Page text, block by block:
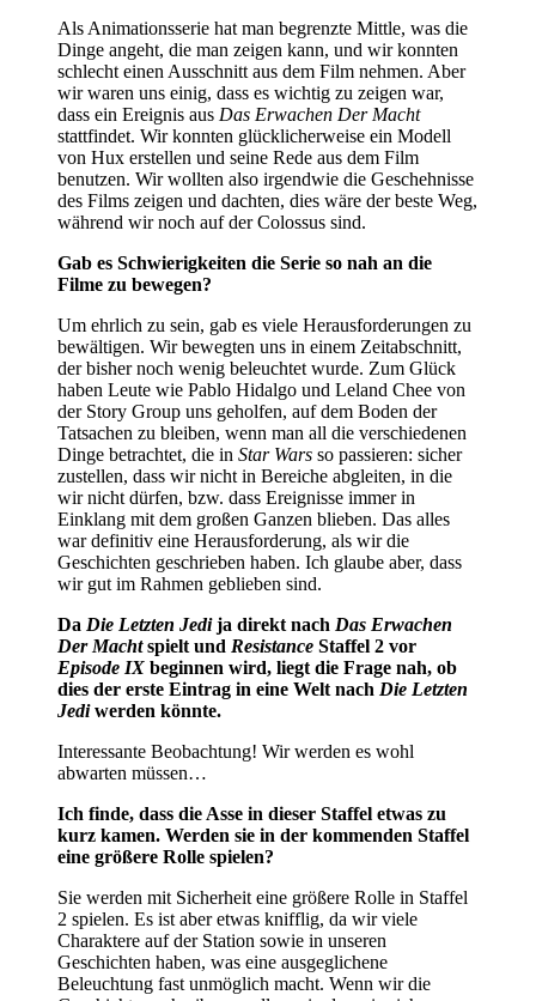
Als Animationsserie hat man begrenzte Mittle, was die
Dinge angeht, die man zeigen kann, und wir konnten
schlecht einen Ausschnitt aus dem Film nehmen. Aber
wir waren uns einig, dass es wichtig zu zeigen war,
dass ein Ereignis aus Das Erwachen Der Macht
stattfindet. Wir konnten glücklicherweise ein Modell
von Hux erstellen und seine Rede aus dem Film
benutzen. Wir wollten also irgendwie die Geschehnisse
des Films zeigen und dachten, dies wäre der beste Weg,
während wir noch auf der Colossus sind.
Gab es Schwierigkeiten die Serie so nah an die
Filme zu bewegen?
Um ehrlich zu sein, gab es viele Herausforderungen zu
bewältigen. Wir bewegten uns in einem Zeitabschnitt,
der bisher noch wenig beleuchtet wurde. Zum Glück
haben Leute wie Pablo Hidalgo und Leland Chee von
der Story Group uns geholfen, auf dem Boden der
Tatsachen zu bleiben, wenn man all die verschiedenen
Dinge betrachtet, die in Star Wars so passieren: sicher
zustellen, dass wir nicht in Bereiche abgleiten, in die
wir nicht dürfen, bzw. dass Ereignisse immer in
Einklang mit dem großen Ganzen blieben. Das alles
war definitiv eine Herausforderung, als wir die
Geschichten geschrieben haben. Ich glaube aber, dass
wir gut im Rahmen geblieben sind.
Da Die Letzten Jedija direkt nach Das Erwachen
Der Machtspielt und Resistance Staffel 2 vor
Episode IX beginnen wird, liegt die Frage nah, ob
dies der erste Eintrag in eine Welt nach Die Letzten
Jediwerden könnte.
Interessante Beobachtung! Wir werden es wohl
abwarten müssen…
Ich finde, dass die Asse in dieser Staffel etwas zu
kurz kamen. Werden sie in der kommenden Staffel
eine größere Rolle spielen?
Sie werden mit Sicherheit eine größere Rolle in Staffel
2 spielen. Es ist aber etwas knifflig, da wir viele
Charaktere auf der Station sowie in unseren
Geschichten haben, was eine ausgeglichene
Beleuchtung fast unmöglich macht. Wenn wir die